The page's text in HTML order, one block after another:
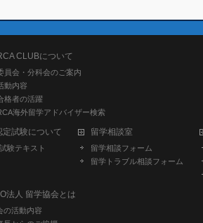
CLUBについて
員会・分科会のご案内
動内容
格者の活躍
海外留学アドバイザー検索
試験について
験テキスト
留学相談室
留学相談フォーム
留学トラブル相談フォーム
法人 留学協会とは
の活動内容